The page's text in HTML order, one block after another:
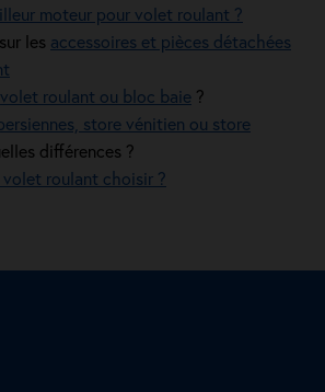
moteur pour volet roulant ?
les accessoires et pièces détachées
volet roulant ou bloc baie ?
store vénitien ou store
différences ?
roulant choisir ?